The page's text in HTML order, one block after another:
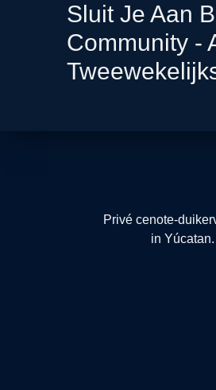
Sluit Je Aan
Community -
Privé cenote-
in Yúcatan.